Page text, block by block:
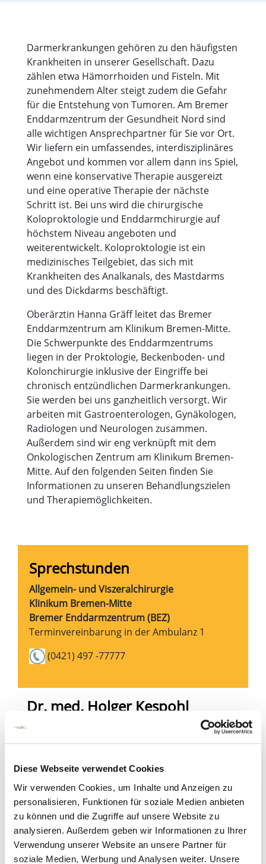
Diese Webseite verwendet Cookies
Wir verwenden Cookies, um Inhalte und Anzeigen zu
personalisieren, Funktionen für soziale Medien anbieten
zu können und die Zugriffe auf unsere Website zu
analysieren. Außerdem geben wir Informationen zu Ihrer
Verwendung unserer Website an unsere Partner für
soziale Medien, Werbung und Analysen weiter. Unsere
Darmerkrankungen gehören zu den häufigsten
Krankheiten in unserer Gesellschaft. Dazu
zählen etwa Hämorrhoiden und Fisteln. Mit
zunehmendem Alter steigt zudem die Gefahr
für die Entstehung von Tumoren. Am Bremer
Enddarmzentrum der Gesundheit Nord sind
alle wichtigen Ansprechpartner für Sie vor Ort.
Wir liefern ein umfassendes, interdisziplinäres
Angebot und kommen vor allem dann ins Spiel,
wenn eine konservative Therapie ausgereizt
und eine operative Therapie der nächste
Schritt ist. Bei uns wird die chirurgische
Koloproktologie und Enddarmchirurgie auf
höchstem Niveau angeboten und
weiterentwickelt. Koloproktologie ist ein
medizinisches Teilgebiet, das sich mit
Krankheiten des Analkanals, des Mastdarms
und des Dickdarms beschäftigt.
Oberärztin Hanna Gräff leitet das Bremer
Enddarmzentrum am Klinikum Bremen-Mitte.
Die Schwerpunkte des Enddarmzentrums
liegen in der Proktologie, Beckenboden- und
Kolonchirurgie inklusive der Eingriffe bei
chronisch entzündlichen Darmerkrankungen.
Sie werden bei uns ganzheitlich versorgt. Wir
arbeiten mit Gastroenterologen, Gynäkologen,
Radiologen und Neurologen zusammen.
Außerdem sind wir eng verknüpft mit dem
Onkologischen Zentrum am Klinikum Bremen-
Mitte. Auf den folgenden Seiten finden Sie
Informationen zu unseren Behandlungszielen
und Therapiemöglichkeiten.
Sprechstunden
Allgemein- und Viszeralchirurgie
Klinikum Bremen-Mitte
Bremer Enddarmzentrum (BEZ)
Terminvereinbarung in der Ambulanz 1
(0421) 497 -77777
Dr. med. Holger Kespohl